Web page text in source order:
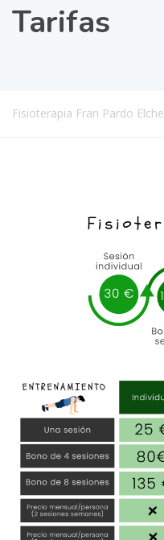
Tarifas
Fisioterapia Fran Pardo Elche